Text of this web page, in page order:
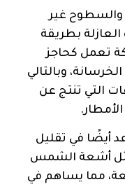
والسطوح غير
بطريقة
تعمل كحاجز
وبالتالي
التي تنتج عن
أيضًا في تقليل
مثل أشعة الشمس
مما يساهم في